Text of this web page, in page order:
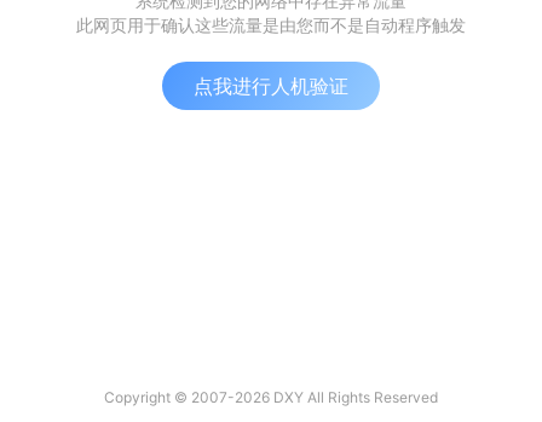
此网页用于确认这些流量是由您而不是自动程序触发
点我进行人机验证
Copyright © 2007-2026 DXY All Rights Reserved